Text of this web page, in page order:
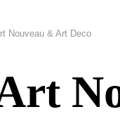
Nouveau & Art Deco